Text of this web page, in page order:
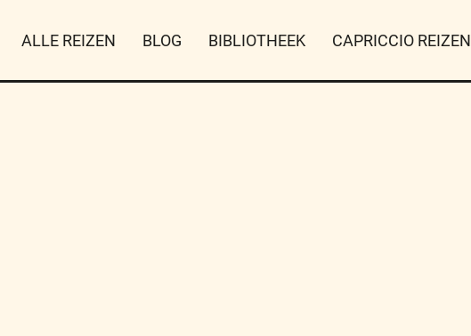
ALLE REIZEN BLOG BIBLIOTHEEK CAPRICCIO REIZEN